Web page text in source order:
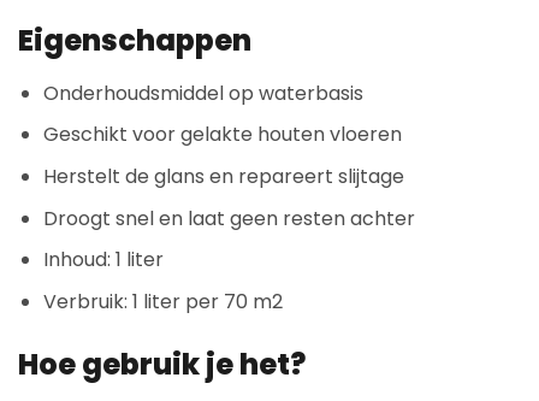
Eigenschappen
Onderhoudsmiddel op waterbasis
Geschikt voor gelakte houten vloeren
Herstelt de glans en repareert slijtage
Droogt snel en laat geen resten achter
Inhoud: 1 liter
Verbruik: 1 liter per 70 m2
Hoe gebruik je het?